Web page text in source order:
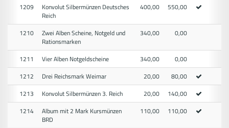
1209
Konvolut Silbermünzen Deutsches
Reich
400,00 550,00
1210
Zwei Alben Scheine, Notgeld und
Rationsmarken
340,00 0,00
1211 Vier Alben Notgeldscheine 340,00
0,00
1212
Drei Reichsmark Weimar 20,00
80,00
1213
Konvolut Silbermünzen 3. Reich 20,00
140,00
1214
Album mit 2 Mark Kursmünzen
BRD
110,00 110,00